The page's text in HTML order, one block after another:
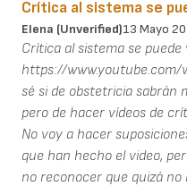
Crítica al sistema se
Elena (unverified)13 Mayo
Crítica al sistema se
https://www.youtube.com/
sé si de obstetricia sabrán
pero de hacer vídeos de
No voy a hacer
que han hecho el video,
no reconocer que quizá